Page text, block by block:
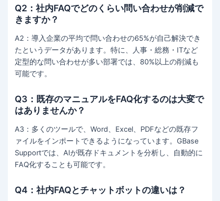
Q2：社内FAQでどのくらい問い合わせが削減で
きますか？
A2：導入企業の平均で問い合わせの65%が自己解決でき
たというデータがあります。特に、人事・総務・ITなど
定型的な問い合わせが多い部署では、80%以上の削減も
可能です。
Q3：既存のマニュアルをFAQ化するのは大変で
はありませんか？
A3：多くのツールで、Word、Excel、PDFなどの既存フ
ァイルをインポートできるようになっています。GBase
Supportでは、AIが既存ドキュメントを分析し、自動的に
FAQ化することも可能です。
Q4：社内FAQとチャットボットの違いは？